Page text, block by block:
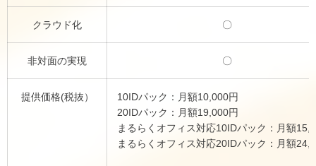
クラウド化 〇
非対面の実現 〇
提供価格(税抜）
10IDパック：月額10,000円
20IDパック：月額19,000円
まるらくオフィス対応10IDパック：月額
まるらくオフィス対応20IDパック：月額